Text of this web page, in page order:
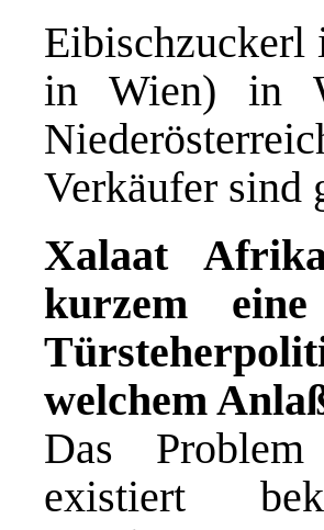
Eibischzuckerl
in Wien) in
Verkäufer sind
Xalaat
kurzem
welchem
Das Problem
existiert